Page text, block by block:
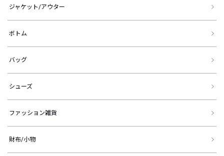
ジャケット/アウター
ボトム
バッグ
シューズ
ファッション雑貨
財布/小物